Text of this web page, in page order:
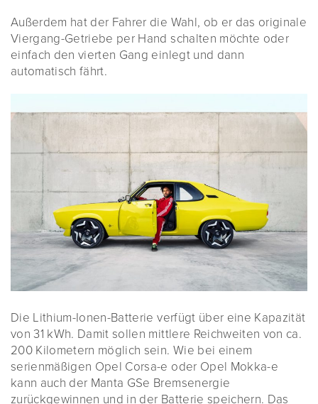
Außerdem hat der Fahrer die Wahl, ob er das originale
Viergang-Getriebe per Hand schalten möchte oder
einfach den vierten Gang einlegt und dann
automatisch fährt.
Die Lithium-Ionen-Batterie verfügt über eine Kapazität
von 31 kWh. Damit sollen mittlere Reichweiten von ca.
200 Kilometern möglich sein. Wie bei einem
serienmäßigen Opel Corsa-e oder Opel Mokka-e
kann auch der Manta GSe Bremsenergie
zurückgewinnen und in der Batterie speichern. Das